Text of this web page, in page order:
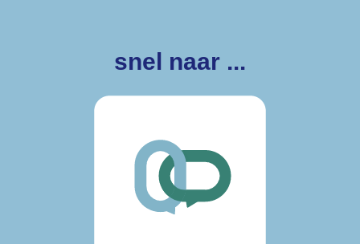
snel naar ...